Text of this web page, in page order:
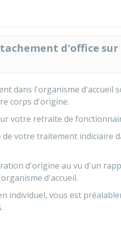
d'office
dans l'organisme d'accueil
corps d'origine.
votre retraite de
votre traitement indiciaire
d'origine au vu d'un
d'accueil.
individuel, vous est